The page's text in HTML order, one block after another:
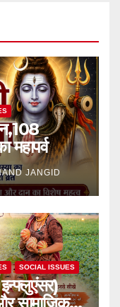
महापर्व
JANGID
SOCIAL ISSUES